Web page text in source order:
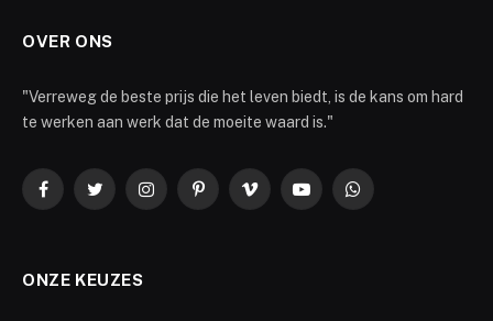
OVER ONS
"Verreweg de beste prijs die het leven biedt, is de kans om hard
te werken aan werk dat de moeite waard is."
FacebookTwitterInstagramPinterestVimeo YouTubeWhatsApp
ONZE KEUZES